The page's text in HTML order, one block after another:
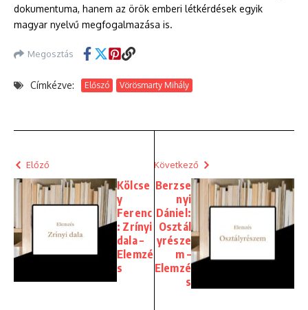
dokumentuma, hanem az örök emberi létkérdések egyik
magyar nyelvű megfogalmazása is.
Megosztás
Címkézve: Előszó Vörösmarty Mihály
Előző
Kölcse
y
Ferenc
: Zrínyi
dala –
Elemzé
s
Következő
Berzse
nyi
Dániel:
Osztál
yrésze
m –
Elemzé
s